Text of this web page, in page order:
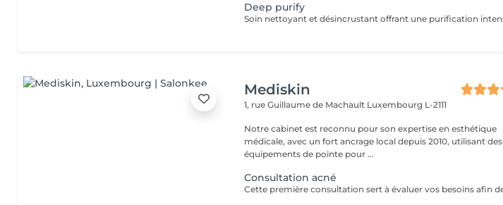
Deep purify
Mediskin
1, rue Guillaume de Machault Luxembourg L-2111
Notre cabinet est reconnu pour son expertise en esthétique
médicale, avec un fort ancrage local depuis 2010, utilisant des
équipements de pointe pour ...
Consultation acné